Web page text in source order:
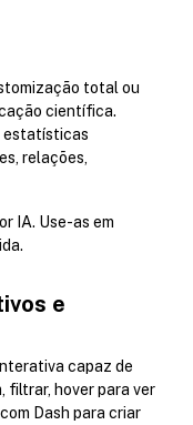
total ou
científica.
estatísticas
relações,
IA. Use-as em
e
capaz de
filtrar, hover para ver
Dash para criar